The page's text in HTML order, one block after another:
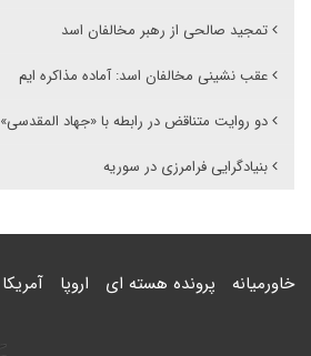
تمجید صالحی از رهبر مخالفان اسد
عقب نشینی مخالفان اسد: آماده مذاکره ایم
دو روایت متناقض در رابطه با «جهاد المقدسی»
بنیادگرایی فرامرزی در سوریه
خاورمیانه پرونده هسته ای اروپا آمریکا